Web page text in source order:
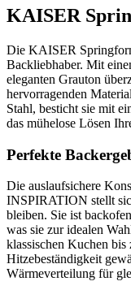
KAISER
Die KAISER
Backliebhaber. Mit
eleganten Grauton
hervorragenden
Stahl, besticht sie mit
das mühelose Lösen
Perfekte
Die auslaufsichere
INSPIRATION stellt
bleiben. Sie ist
was sie zur idealen
klassischen Kuchen bis
Hitzebeständigkeit
Wärmeverteilung für